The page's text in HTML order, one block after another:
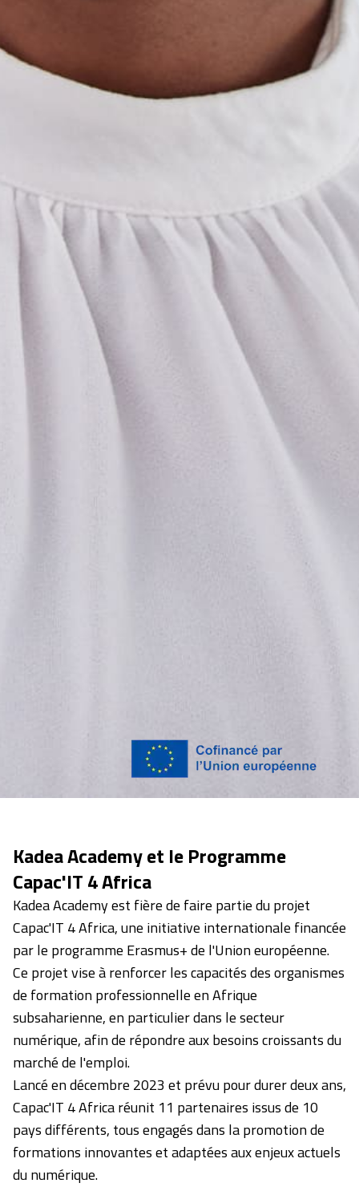
Kadea Academy et le Programme
Capac'IT 4 Africa
Kadea Academy est fière de faire partie du projet
Capac'IT 4 Africa, une initiative internationale financée
par le programme Erasmus+ de l'Union européenne.
Ce projet vise à renforcer les capacités des organismes
de formation professionnelle en Afrique
subsaharienne, en particulier dans le secteur
numérique, afin de répondre aux besoins croissants du
marché de l'emploi.
Lancé en décembre 2023 et prévu pour durer deux ans,
Capac'IT 4 Africa réunit 11 partenaires issus de 10
pays différents, tous engagés dans la promotion de
formations innovantes et adaptées aux enjeux actuels
du numérique.